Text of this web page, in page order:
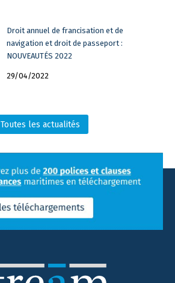
Droit annuel de francisation et de
navigation et droit de passeport :
NOUVEAUTÉS 2022
29/04/2022
Toutes les actualités